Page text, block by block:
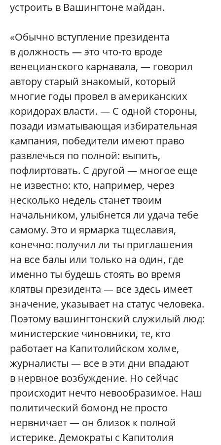
устроить в Вашингтоне майдан.
«Обычно вступление президента
в должность — это что-то вроде
венецианского карнавала, — говорил
автору старый знакомый, который
многие годы провел в американских
коридорах власти. — С одной стороны,
позади изматывающая избирательная
кампания, победители имеют право
развлечься по полной: выпить,
пофлиртовать. С другой — многое еще
не известно: кто, например, через
несколько недель станет твоим
начальником, улыбнется ли удача тебе
самому. Это и ярмарка тщеславия,
конечно: получил ли ты приглашения
на все балы или только на один, где
именно ты будешь стоять во время
клятвы президента — все здесь имеет
значение, указывает на статус человека.
Поэтому вашингтонский служилый люд:
министерские чиновники, те, кто
работает на Капитолийском холме,
журналисты — все в эти дни впадают
в нервное возбуждение. Но сейчас
происходит нечто невообразимое. Наш
политический бомонд не просто
нервничает — он близок к полной
истерике. Демократы с Капитолия